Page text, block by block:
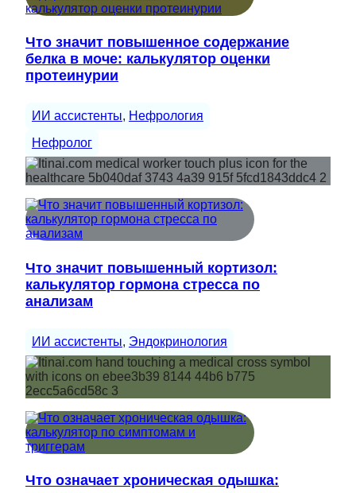
Что значит повышенное содержание
белка в моче: калькулятор оценки
протеинурии
ИИ ассистенты, Нефрология
Нефролог
Что значит повышенный кортизол:
калькулятор гормона стресса по
анализам
ИИ ассистенты, Эндокринология
Что означает хроническая одышка: